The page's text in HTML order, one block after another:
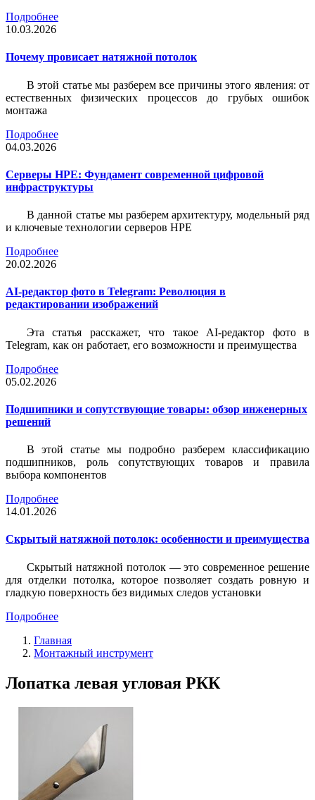
Подробнее
10.03.2026
Почему провисает натяжной потолок
В этой статье мы разберем все причины этого явления: от
естественных физических процессов до грубых ошибок
монтажа
Подробнее
04.03.2026
Серверы HPE: Фундамент современной цифровой
инфраструктуры
В данной статье мы разберем архитектуру, модельный ряд
и ключевые технологии серверов HPE
Подробнее
20.02.2026
AI-редактор фото в Telegram: Революция в
редактировании изображений
Эта статья расскажет, что такое AI-редактор фото в
Telegram, как он работает, его возможности и преимущества
Подробнее
05.02.2026
Подшипники и сопутствующие товары: обзор инженерных
решений
В этой статье мы подробно разберем классификацию
подшипников, роль сопутствующих товаров и правила
выбора компонентов
Подробнее
14.01.2026
Скрытый натяжной потолок: особенности и преимущества
Скрытый натяжной потолок — это современное решение
для отделки потолка, которое позволяет создать ровную и
гладкую поверхность без видимых следов установки
Подробнее
Главная
Монтажный инструмент
Лопатка левая угловая РКК